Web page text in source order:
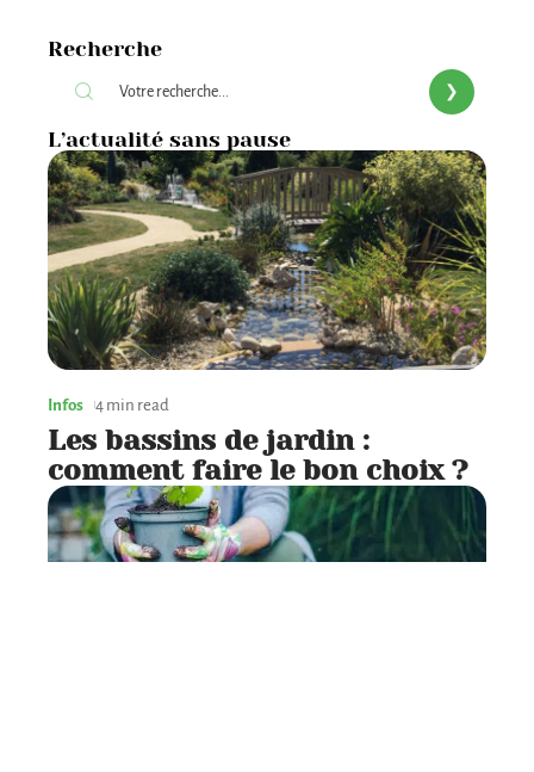
Recherche
L’actualité sans pause
Infos 4 min read
Les bassins de jardin :
comment faire le bon choix ?